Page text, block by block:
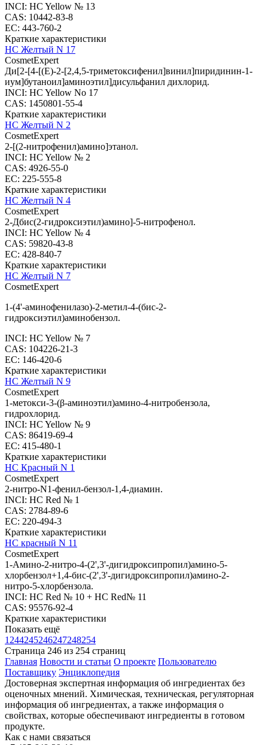
INCI: HC Yellow № 13
CAS: 10442-83-8
EC: 443-760-2
Краткие характеристики
HC Желтый N 17
CosmetExpert
Ди[2-[4-[(E)-2-[2,4,5-триметоксифенил]винил]пиридинин-1-
иум]бутаноил]аминоэтил]дисульфанил дихлорид.
INCI: HC Yellow No 17
CAS: 1450801-55-4
Краткие характеристики
HC Желтый N 2
CosmetExpert
2-[(2-нитрофенил)амино]этанол.
INCI: HC Yellow № 2
CAS: 4926-55-0
EC: 225-555-8
Краткие характеристики
HC Желтый N 4
CosmetExpert
2-Дбис(2-гидроксиэтил)амино]-5-нитрофенол.
INCI: HC Yellow № 4
CAS: 59820-43-8
EC: 428-840-7
Краткие характеристики
HC Желтый N 7
CosmetExpert
1-(4'-аминофенилазо)-2-метил-4-(бис-2-
гидроксиэтил)аминобензол.
INCI: HC Yellow № 7
CAS: 104226-21-3
EC: 146-420-6
Краткие характеристики
HC Желтый N 9
CosmetExpert
1-метокси-3-(β-аминоэтил)амино-4-нитробензола,
гидрохлорид.
INCI: HC Yellow № 9
CAS: 86419-69-4
EC: 415-480-1
Краткие характеристики
HC Красный N 1
CosmetExpert
2-нитро-N1-фенил-бензол-1,4-диамин.
INCI: HC Red № 1
CAS: 2784-89-6
EC: 220-494-3
Краткие характеристики
HC красный N 11
CosmetExpert
1-Амино-2-нитро-4-(2',3'-дигидроксипропил)амино-5-
хлорбензол+1,4-бис-(2',3'-дигидроксипропил)амино-2-
нитро-5-хлорбензола.
INCI: HC Red № 10 + HC Red№ 11
CAS: 95576-92-4
Краткие характеристики
Показать ещё
1 244245246247248254
Страница 246 из 254 страниц
Главная Новости и статьи О проекте Пользователю
Поставщику Энциклопедия
Достоверная экспертная информация об ингредиентах без
оценочных мнений. Химическая, техническая, регуляторная
информация об ингредиентах, а также информация о
свойствах, которые обеспечивают ингредиенты в готовом
продукте.
Как с нами связаться